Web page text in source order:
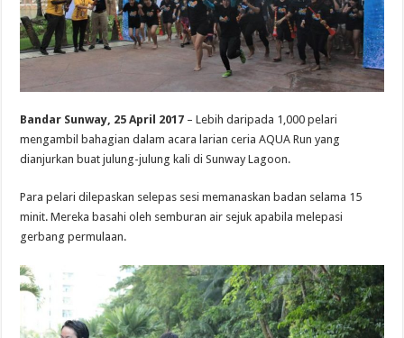
Bandar Sunway, 25 April 2017 – Lebih daripada 1,000 pelari
mengambil bahagian dalam acara larian ceria AQUA Run yang
dianjurkan buat julung-julung kali di Sunway Lagoon.
Para pelari dilepaskan selepas sesi memanaskan badan selama 15
minit. Mereka basahi oleh semburan air sejuk apabila melepasi
gerbang permulaan.